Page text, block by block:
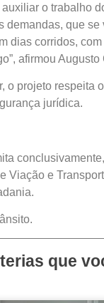
o trabalho
demandas, que
dias corridos,
afirmou Augusto
o projeto respeita
jurídica.
Viação e
que